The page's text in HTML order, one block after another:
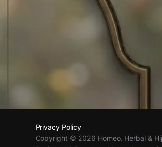
Privacy Policy
Copyright © 2026 Homeo, Herbal &